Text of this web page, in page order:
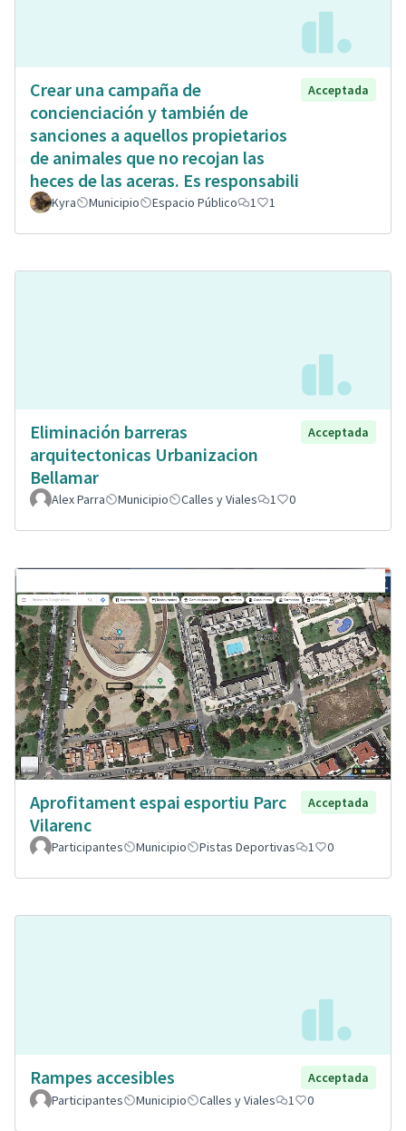
Crear una campaña de
concienciación y también de
sanciones a aquellos propietarios
de animales que no recojan las
heces de las aceras. Es responsabili
Acceptada
Kyra Municipio Espacio Público 1 1
Eliminación barreras
arquitectonicas Urbanizacion
Bellamar
Acceptada
Alex Parra Municipio Calles y Viales 1 0
Aprofitament espai esportiu Parc
Vilarenc
Acceptada
Participantes Municipio Pistas Deportivas 1 0
Rampes accesibles
Acceptada
Participantes
Municipio Calles y Viales 1 0